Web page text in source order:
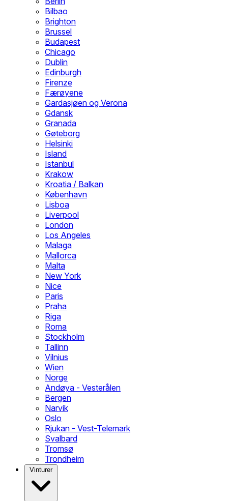
Bilbao
Brighton
Brussel
Budapest
Chicago
Dublin
Edinburgh
Firenze
Færøyene
Gardasjøen og Verona
Gdansk
Granada
Gøteborg
Helsinki
Island
Istanbul
Krakow
Kroatia / Balkan
København
Lisboa
Liverpool
London
Los Angeles
Malaga
Mallorca
Malta
New York
Nice
Paris
Praha
Riga
Roma
Stockholm
Tallinn
Vilnius
Wien
Norge
Andøya - Vesterålen
Bergen
Narvik
Oslo
Rjukan - Vest-Telemark
Svalbard
Tromsø
Trondheim
Vinturer